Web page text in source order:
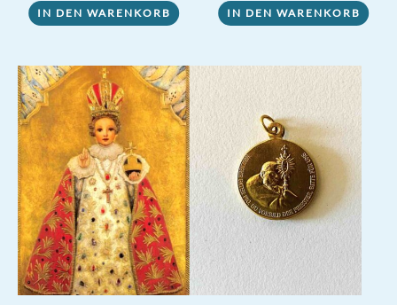
IN DEN WARENKORB IN DEN WARENKORB